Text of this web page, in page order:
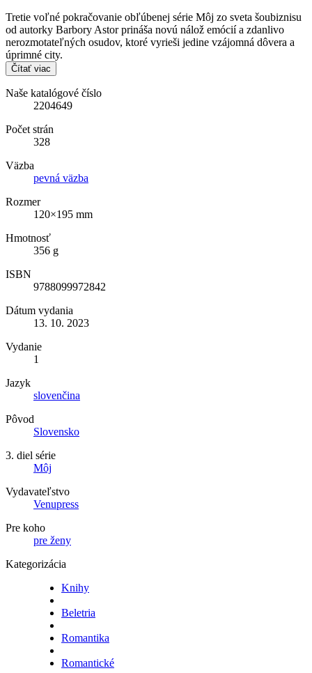
Tretie voľné pokračovanie obľúbenej série Môj zo sveta šoubiznisu
od autorky Barbory Astor prináša novú nálož emócií a zdanlivo
nerozmotateľných osudov, ktoré vyrieši jedine vzájomná dôvera a
úprimné city.
Čítať viac
Naše katalógové číslo
2204649
Počet strán
328
Väzba
pevná väzba
Rozmer
120×195 mm
Hmotnosť
356 g
ISBN
9788099972842
Dátum vydania
13. 10. 2023
Vydanie
1
Jazyk
slovenčina
Pôvod
Slovensko
3. diel série
Môj
Vydavateľstvo
Venupress
Pre koho
pre ženy
Kategorizácia
Knihy
Beletria
Romantika
Romantické